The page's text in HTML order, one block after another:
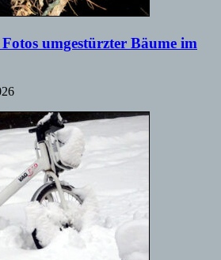
umgestürzter Bäume im